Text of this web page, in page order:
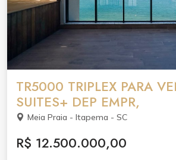
TR5000 TRIPLEX PARA
SUITES+ DEP EMPR,
Meia Praia - Itapema - SC
R$ 12.500.000,00